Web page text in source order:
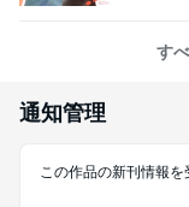
す
通知管理
この作品の新刊情報を